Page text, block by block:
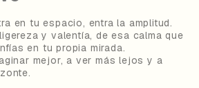
en tu espacio, entra la amplitud.
y valentía, de esa calma que
en tu propia mirada.
mejor, a ver más lejos y a